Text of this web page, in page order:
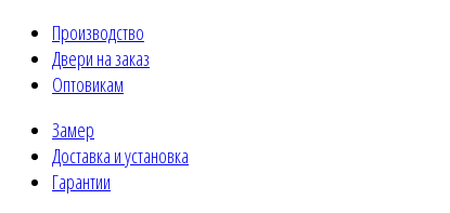
Производство
Двери на заказ
Оптовикам
Замер
Доставка и установка
Гарантии